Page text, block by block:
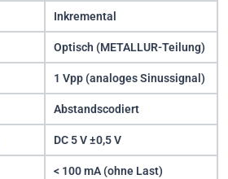
Inkremental
Optisch (METALLUR-Teilung)
1 Vpp (analoges Sinussignal)
Abstandscodiert
DC 5 V ±0,5 V
< 100 mA (ohne Last)